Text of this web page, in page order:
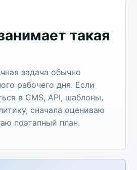
такая
задача обычно
рабочего дня. Если
в CMS, API, шаблоны,
сначала оцениваю
поэтапный план.